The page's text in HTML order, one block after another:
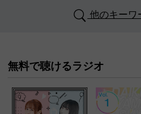
他のキーワ
無料で聴けるラジオ